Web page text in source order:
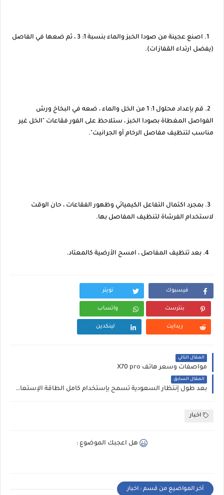
1. اصنع عجينة من صودا الخبز والماء بنسبة 1: 3 ، ثم ضعها في الفاصل
(يفضل ارتداء القفازات).
2. قم بإعداد محلول 1: 1 من الخل والماء ، ضعه في البخاخ ورش
الفواصل المغطاة بصودا الخبز ، ستلاحظ على الفور فقاعات "الخل غير
مناسب لتنظيف مفاصل الرخام أو الجرانيت".
3. بمجرد اكتمال التفاعل الكيميائي وظهور الفقاعات ، حان الوقت
لاستخدام الفرشاة لتنظيف المفاصل بها.
فيسبوك تويتر
بنترست واتساب
ريدايت لينكدين
المقال التالي
مواصفات وسعر هاتف X70 pro
المقال السابق
بعد طول إنتظار السعودية تسمح بإستخدام كامل الطاقة الإستعابية في الحرمين
اخبار
هل اعجبك الموضوع :
أخر المواضيع من قسم : اخبار